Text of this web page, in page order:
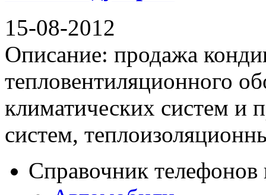
15-08-2012
Описание: продажа
тепловентиляционного
климатических систем и
систем,
Справочник